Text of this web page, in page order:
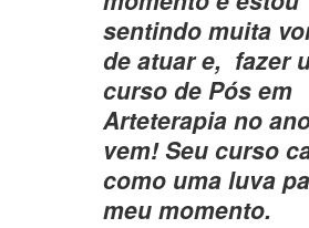
sentindo muita
de atuar e, fazer
curso de Pós em
Arteterapia no
vem! Seu curso
como uma luva
meu momento.